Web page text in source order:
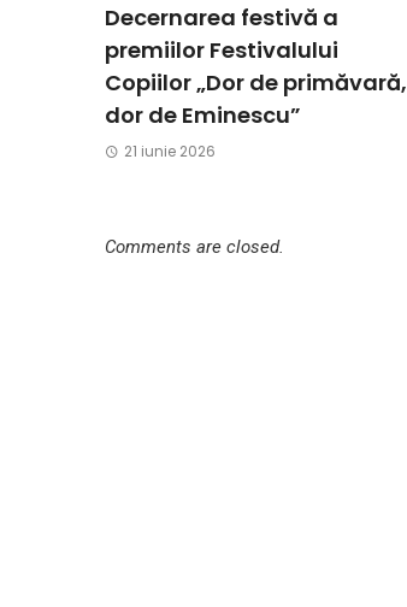
Decernarea festivă a
premiilor Festivalului
Copiilor „Dor de primăvară,
dor de Eminescu”
21 iunie 2026
Comments are closed.